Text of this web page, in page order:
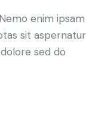
enim ipsam
sit aspernatur
sed do